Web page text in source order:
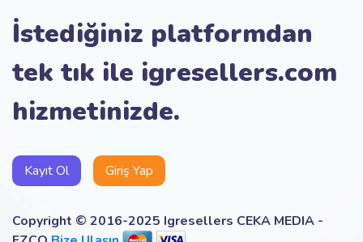
İstediğiniz platformdan
tek tık ile igresellers.com
hizmetinizde.
Kayıt Ol Giriş Yap
Copyright © 2016-2025 Igresellers CEKA MEDIA -